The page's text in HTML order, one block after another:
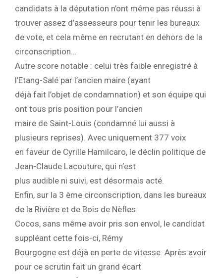
candidats à la députation n’ont même pas réussi à
trouver assez d’assesseurs pour tenir les bureaux
de vote, et cela même en recrutant en dehors de la
circonscription…
Autre score notable : celui très faible enregistré à
l’Etang-Salé par l’ancien maire (ayant
déjà fait l’objet de condamnation) et son équipe qui
ont tous pris position pour l’ancien
maire de Saint-Louis (condamné lui aussi à
plusieurs reprises). Avec uniquement 377 voix
en faveur de Cyrille Hamilcaro, le déclin politique de
Jean-Claude Lacouture, qui n’est
plus audible ni suivi, est désormais acté.
Enfin, sur la 3 ème circonscription, dans les bureaux
de la Rivière et de Bois de Nèfles
Cocos, sans même avoir pris son envol, le candidat
suppléant cette fois-ci, Rémy
Bourgogne est déjà en perte de vitesse. Après avoir
pour ce scrutin fait un grand écart